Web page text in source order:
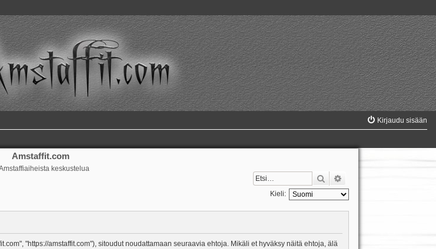
Kirjaudu sisään
Amstaffit.com
keskustelua
Etsi
Kieli:
"https://amstaffit.com"), sitoudut noudattamaan seuraavia ehtoja. Mikäli et hyväksy näitä ehtoja, älä